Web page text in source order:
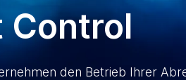
Control
den Betrieb Ihrer